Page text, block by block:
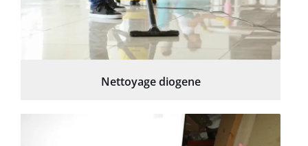
Nettoyage diogene